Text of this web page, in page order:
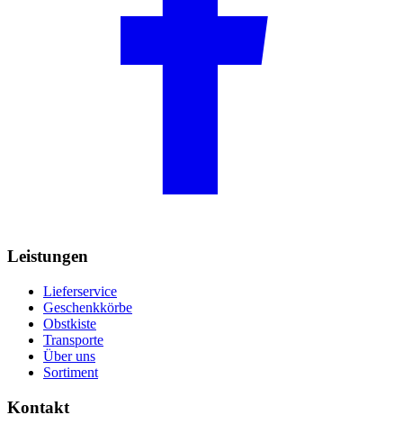
Leistungen
Lieferservice
Geschenkkörbe
Obstkiste
Transporte
Über uns
Sortiment
Kontakt